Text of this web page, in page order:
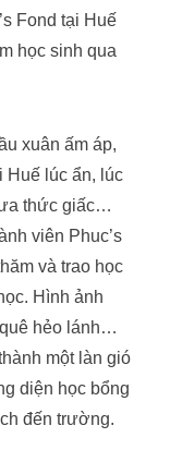
Fond tại Huế
học sinh qua
xuân ấm áp,
Huế lúc ẩn, lúc
thức giấc…
viên Phuc’s
và trao học
Hình ảnh
hẻo lánh…
một làn gió
diện học bổng
đến trường.